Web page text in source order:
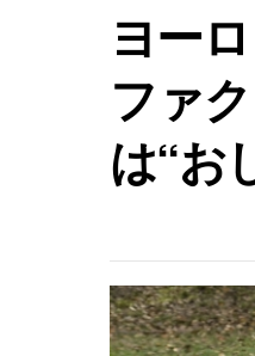
ヨー
ファ
は“お